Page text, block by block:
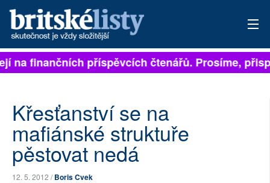
PŘIHLÁSIT
ARCHIV
ROZHOVORY
TÉMATA
na finančních příspěvcích čtenářů. Prosíme,
Křesťanství se na
mafiánské struktuře
pěstovat nedá
12. 5. 2012 /Boris Cvek